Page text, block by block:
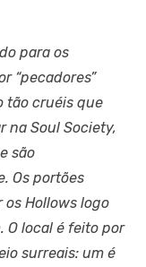
para os
“pecadores”
tão cruéis que
na Soul Society,
são
Os portões
Hollows logo
O local é feito por
surreais: um é